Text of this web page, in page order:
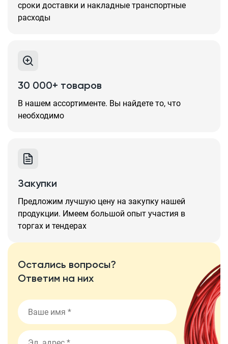
сроки доставки и накладные транспортные
расходы
30 000+ товаров
В нашем ассортименте. Вы найдете то, что
необходимо
Закупки
Предложим лучшую цену на закупку нашей
продукции. Имеем большой опыт участия в
торгах и тендерах
Остались вопросы?
Ответим на них